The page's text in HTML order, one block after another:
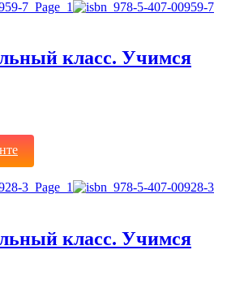
класс. Учимся
класс. Учимся